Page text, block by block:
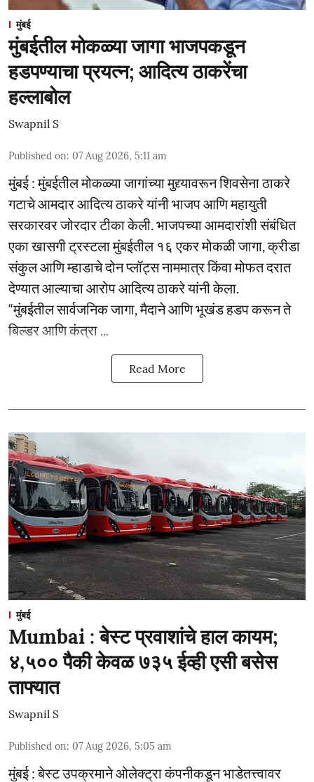
मुंबई
मुंबईतील मोकळ्या जागा भाजपकडून
हडपण्याचा प्रयत्न; आदित्य ठाकरेंचा
हल्लाबोल
Swapnil S
Published on: 07 Aug 2026, 5:11 am
मुंबई : मुंबईतील मोकळ्या जागांच्या मुद्द्यावरून शिवसेना ठाकरे
गटाचे आमदार आदित्य ठाकरे यांनी भाजप आणि महायुती
सरकारवर जोरदार टीका केली. भाजपच्या आमदारांशी संबंधित
एका खासगी ट्रस्टला मुंबईतील १६ एकर मोकळी जागा, क्रीडा
संकुल आणि म्हाडाचे दोन प्लॉट्स नाममात्र किंवा मोफत दरात
देण्यात आल्याचा आरोप आदित्य ठाकरे यांनी केला.
“मुंबईतील सार्वजनिक जागा, मैदाने आणि भूखंड हडप करून ते
बिल्डर आणि कंत्रा ...
Read More
मुंबई
Mumbai : बेस्ट प्रवाशांचे हाल कायम;
४,५०० पैकी केवळ ७३५ ईव्ही एसी बसेस
ताफ्यात
Swapnil S
Published on: 07 Aug 2026, 5:05 am
मुंबई : बेस्ट उपक्रमाने ओलेक्ट्रा कंपनीकडून भाडेतत्त्वावर